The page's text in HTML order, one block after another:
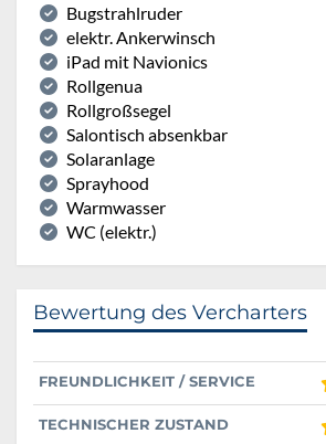
Bugstrahlruder
elektr. Ankerwinsch
iPad mit Navionics
Rollgenua
Rollgroßsegel
Salontisch absenkbar
Solaranlage
Sprayhood
Warmwasser
WC (elektr.)
Bewertung des Vercharters
FREUNDLICHKEIT / SERVICE
TECHNISCHER ZUSTAND